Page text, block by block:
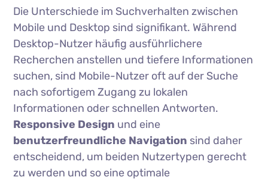
Die Unterschiede im Suchverhalten zwischen
Mobile und Desktop sind signifikant. Während
Desktop-Nutzer häufig ausführlichere
Recherchen anstellen und tiefere Informationen
suchen, sind Mobile-Nutzer oft auf der Suche
nach sofortigem Zugang zu lokalen
Informationen oder schnellen Antworten.
Responsive Design und eine
benutzerfreundliche Navigation sind daher
entscheidend, um beiden Nutzertypen gerecht
zu werden und so eine optimale